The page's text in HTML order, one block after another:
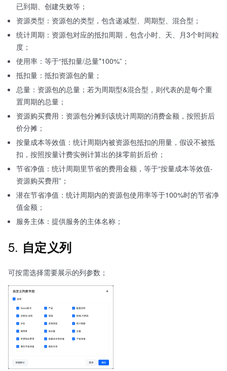
已到期、创建失败等；
资源类型：资源包的类型，包含递减型、周期型、混合型；
统计周期：资源包对应的抵扣周期，包含小时、天、月3个时间粒
度；
使用率：等于“抵扣量/总量*100%”；
抵扣量：抵扣资源包的量；
总量：资源包的总量；若为周期型&混合型，则代表的是每个重
置周期的总量；
资源购买费用：资源包分摊到该统计周期的消费金额，按照折后
价分摊；
按量成本等效值：统计周期内被资源包抵扣的用量，假设不被抵
扣，按照按量计费实例计算出的抹零前折后价；
节省净值：统计周期里节省的费用金额，等于“按量成本等效值-
资源购买费用”；
潜在节省净值：统计周期内的资源包使用率等于100%时的节省净
值金额；
服务主体：提供服务的主体名称；
5. 自定义列
可按需选择需要展示的列参数；